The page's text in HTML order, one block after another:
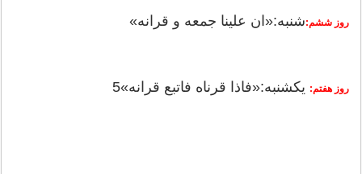
روز ششم:شنبه:«ان علينا جمعه و قرانه»
روز هفتم: يكشنبه:«فاذا قرناه فاتبع قرانه»5